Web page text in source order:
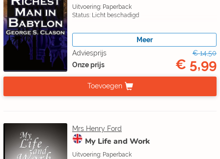
Uitvoering: Paperback
Status: Licht beschadigd
Meer
Adviesprijs
€ 14,50
Onze prijs
€ 5,99
Toevoegen
Mrs Henry Ford
My Life and Work
Uitvoering: Paperback